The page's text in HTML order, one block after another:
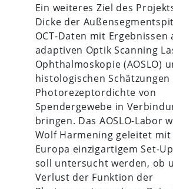
Ein weiteres Ziel des
Dicke der
OCT-Daten mit Ergebnissen
adaptiven Optik Scanning
Ophthalmoskopie (AOSLO)
histologischen Schätzungen
Photorezeptordichte von
Spendergewebe in
bringen. Das AOSLO-Labor
Wolf Harmening geleitet mit
Europa einzigartigem Set-
soll untersucht werden, ob
Verlust der Funktion der